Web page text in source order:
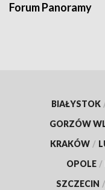
Forum Panoramy
BIAŁYSTOK
GORZÓW
KRAKÓW /
OPOLE /
SZCZECIN /